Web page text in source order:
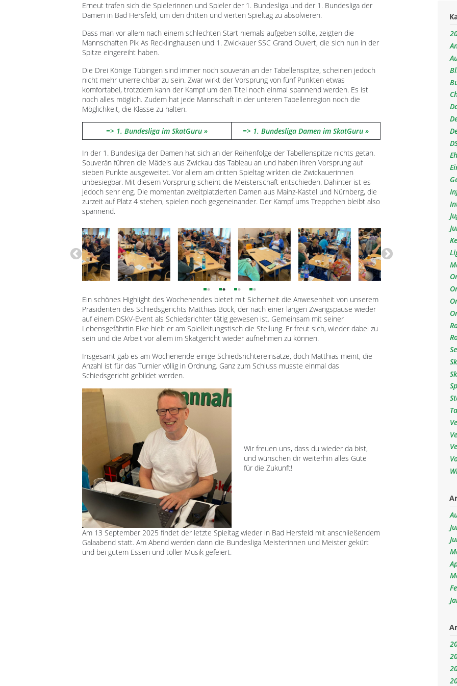
Erneut trafen sich die Spielerinnen und Spieler der 1. Bundesliga und der 1. Bundesliga der
Damen in Bad Hersfeld, um den dritten und vierten Spieltag zu absolvieren.
Dass man vor allem nach einem schlechten Start niemals aufgeben sollte, zeigten die
Mannschaften Pik As Recklinghausen und 1. Zwickauer SSC Grand Ouvert, die sich nun in der
Spitze eingereiht haben.
Die Drei Könige Tübingen sind immer noch souverän an der Tabellenspitze, scheinen jedoch
nicht mehr unerreichbar zu sein. Zwar wirkt der Vorsprung von fünf Punkten etwas
komfortabel, trotzdem kann der Kampf um den Titel noch einmal spannend werden. Es ist
noch alles möglich. Zudem hat jede Mannschaft in der unteren Tabellenregion noch die
Möglichkeit, die Klasse zu halten.
=> 1. Bundesliga im SkatGuru => 1. Bundesliga Damen im SkatGuru
In der 1. Bundesliga der Damen hat sich an der Reihenfolge der Tabellenspitze nichts getan.
Souverän führen die Mädels aus Zwickau das Tableau an und haben ihren Vorsprung auf
sieben Punkte ausgeweitet. Vor allem am dritten Spieltag wirkten die Zwickauerinnen
unbesiegbar. Mit diesem Vorsprung scheint die Meisterschaft entschieden. Dahinter ist es
jedoch sehr eng. Die momentan zweitplatzierten Damen aus Mainz-Kastel und Nürnberg, die
zurzeit auf Platz 4 stehen, spielen noch gegeneinander. Der Kampf ums Treppchen bleibt also
spannend.
Ein schönes Highlight des Wochenendes bietet mit Sicherheit die Anwesenheit von unserem
Präsidenten des Schiedsgerichts Matthias Bock, der nach einer langen Zwangspause wieder
auf einem DSkV-Event als Schiedsrichter tätig gewesen ist. Gemeinsam mit seiner
Lebensgefährtin Elke hielt er am Spielleitungstisch die Stellung. Er freut sich, wieder dabei zu
sein und die Arbeit vor allem im Skatgericht wieder aufnehmen zu können.
Insgesamt gab es am Wochenende einige Schiedsrichtereinsätze, doch Matthias meint, die
Anzahl ist für das Turnier völlig in Ordnung. Ganz zum Schluss musste einmal das
Schiedsgericht gebildet werden.
Wir freuen uns, dass du wieder da bist,
und wünschen dir weiterhin alles Gute
für die Zukunft!
Am 13 September 2025 findet der letzte Spieltag wieder in Bad Hersfeld mit anschließendem
Galaabend statt. Am Abend werden dann die Bundesliga Meisterinnen und Meister gekürt
und bei gutem Essen und toller Musik gefeiert.